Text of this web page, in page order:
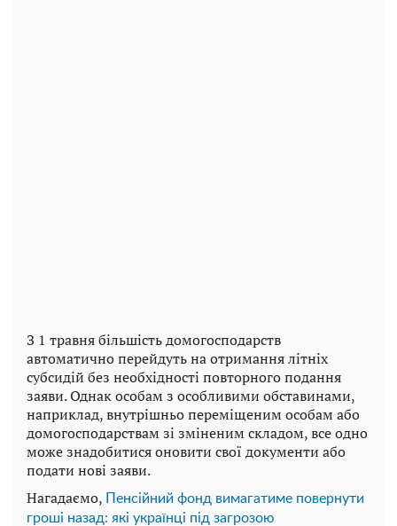
З 1 травня більшість домогосподарств
автоматично перейдуть на отримання літніх
субсидій без необхідності повторного подання
заяви. Однак особам з особливими обставинами,
наприклад, внутрішньо переміщеним особам або
домогосподарствам зі зміненим складом, все одно
може знадобитися оновити свої документи або
подати нові заяви.
Нагадаємо, Пенсійний фонд вимагатиме повернути
гроші назад: які українці під загрозою